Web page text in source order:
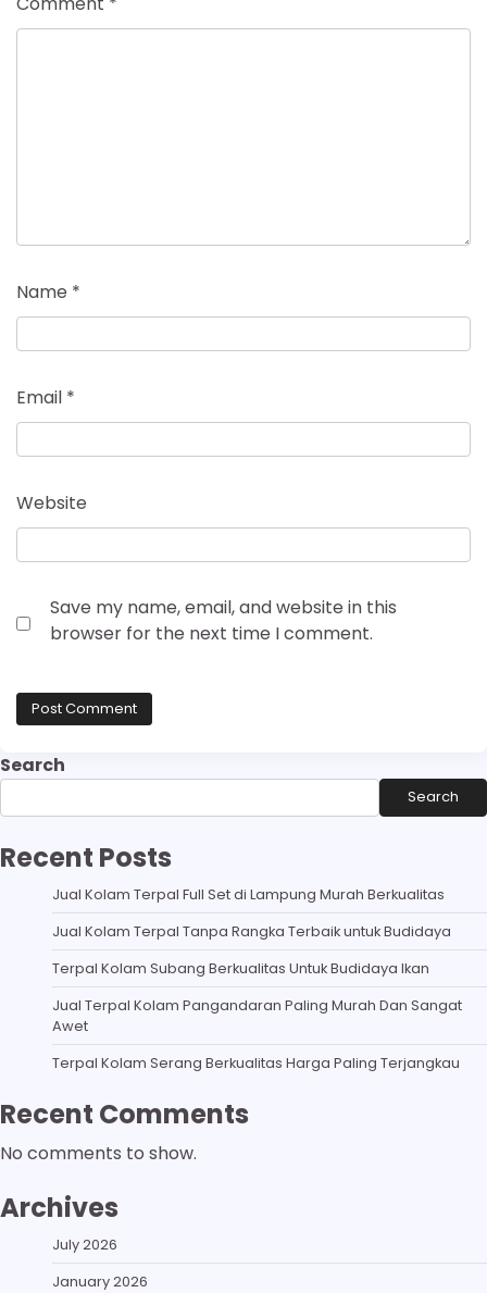
Name *
Email *
Website
Save my name, email, and website in this
browser for the next time I comment.
Search
Search
Recent Posts
Jual Kolam Terpal Full Set di Lampung Murah Berkualitas
Jual Kolam Terpal Tanpa Rangka Terbaik untuk Budidaya
Terpal Kolam Subang Berkualitas Untuk Budidaya Ikan
Jual Terpal Kolam Pangandaran Paling Murah Dan Sangat
Awet
Terpal Kolam Serang Berkualitas Harga Paling Terjangkau
Recent Comments
No comments to show.
Archives
July 2026
January 2026